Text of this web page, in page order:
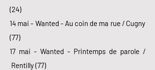
(24)
14 mai - Wanted - Au coin de ma rue / Cugny
(77)
17 mai - Wanted - Printemps de parole /
Rentilly (77)